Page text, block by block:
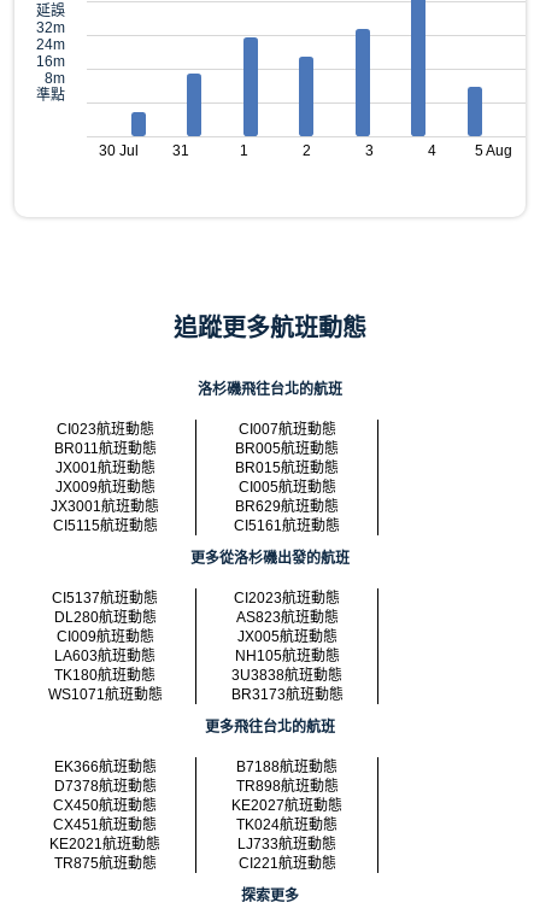
延誤
32m
24m
16m
8m
準點
30 Jul 31 1 2 3 4 5 Aug
追蹤更多航班動態
洛杉磯飛往台北的航班
CI023航班動態
CI007航班動態
BR011航班動態
BR005航班動態
JX001航班動態
BR015航班動態
JX009航班動態
CI005航班動態
JX3001航班動態
BR629航班動態
CI5115航班動態
CI5161航班動態
更多從洛杉磯出發的航班
CI5137航班動態
CI2023航班動態
DL280航班動態
AS823航班動態
CI009航班動態
JX005航班動態
LA603航班動態
NH105航班動態
TK180航班動態
3U3838航班動態
WS1071航班動態
BR3173航班動態
更多飛往台北的航班
EK366航班動態
B7188航班動態
D7378航班動態
TR898航班動態
CX450航班動態
KE2027航班動態
CX451航班動態
TK024航班動態
KE2021航班動態
LJ733航班動態
TR875航班動態
CI221航班動態
探索更多